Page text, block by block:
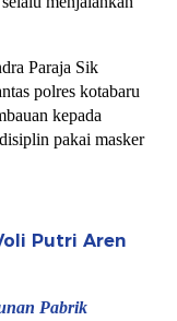
Paraja Sik
polres kotabaru
kepada
pakai masker
Putri Aren
Pabrik